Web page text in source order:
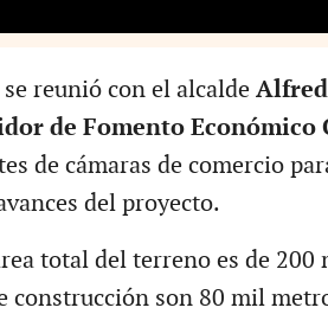
reunió con el alcalde
de Fomento Económico
de cámaras de comercio
del proyecto.
total del terreno es de 200
construcción son 80 mil